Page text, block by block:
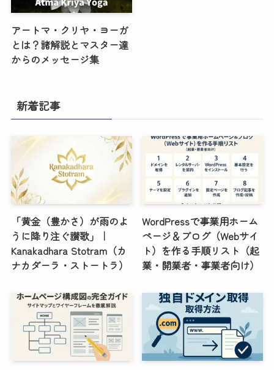
アートマ・クリヤ・ヨーガ
とは？諸解説とマスター達
からのメッセージ集
新着記事
「黄金（豊かさ）が雨のよ
うに降り注ぐ讃歌」｜
Kanakadhara Stotram（カ
ナカダーラ・ストートラ）
WordPressで事業用ホーム
ページ＆ブログ（Webサイ
ト）を作る手順リスト（起
業・開業者・事業者向け）